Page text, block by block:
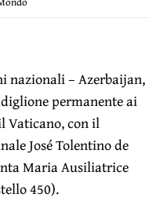
nazionali – Azerbaijan,
permanente ai
Vaticano, con il
José Tolentino de
Maria Ausiliatrice
450).